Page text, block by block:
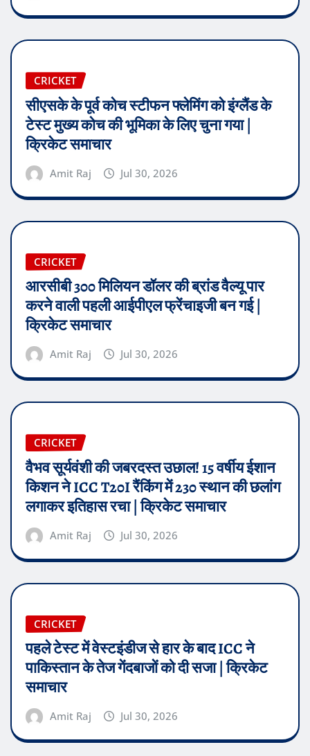
CRICKET
सीएसके के पूर्व कोच स्टीफन फ्लेमिंग को इंग्लैंड के
टेस्ट मुख्य कोच की भूमिका के लिए चुना गया |
क्रिकेट समाचार
Amit Raj Jul 30, 2026
CRICKET
आरसीबी 300 मिलियन डॉलर की ब्रांड वैल्यू पार
करने वाली पहली आईपीएल फ्रेंचाइजी बन गई |
क्रिकेट समाचार
Amit Raj Jul 30, 2026
CRICKET
वैभव सूर्यवंशी की जबरदस्त उछाल! 15 वर्षीय ईशान
किशन ने ICC T20I रैंकिंग में 230 स्थान की छलांग
लगाकर इतिहास रचा | क्रिकेट समाचार
Amit Raj Jul 30, 2026
CRICKET
पहले टेस्ट में वेस्टइंडीज से हार के बाद ICC ने
पाकिस्तान के तेज गेंदबाजों को दी सजा | क्रिकेट
समाचार
Amit Raj Jul 30, 2026